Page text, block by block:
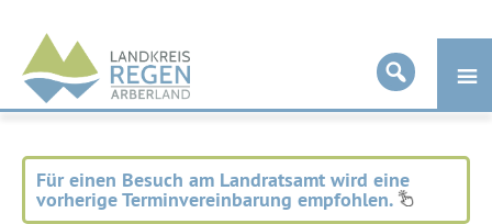
Landkreis
Regen
Für einen Besuch am Landratsamt wird eine
vorherige Terminvereinbarung empfohlen.